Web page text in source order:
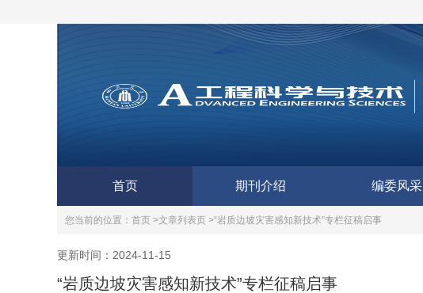
首页 期刊介绍 编委风采
您当前的位置： 首页 >文章列表页 >“岩质边坡灾害感知新技术”专栏征稿启事
更新时间：2024-11-15
“岩质边坡灾害感知新技术”专栏征稿启事